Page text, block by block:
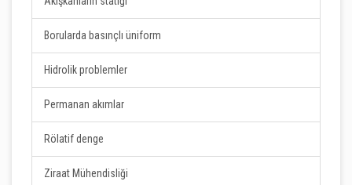
Borularda basınçlı üniform
Hidrolik problemler
Permanan akımlar
Rölatif denge
Ziraat Mühendisliği